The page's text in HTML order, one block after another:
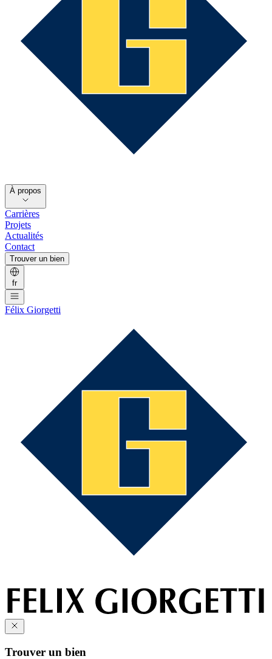
À propos
Carrières
Projets
Actualités
Contact
Trouver un bien
fr
Félix Giorgetti
Trouver un bien